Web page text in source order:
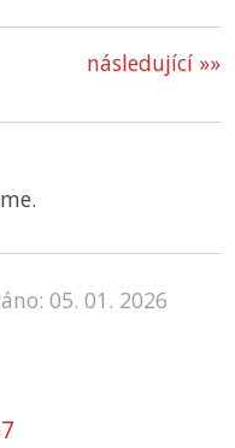
následující »»
05. 01. 2026